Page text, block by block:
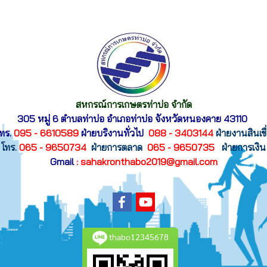
สหกรณ์การเกษตรท่าบ่อ จำกัด
305 หมู่ 6 ตำบลท่าบ่อ อำเภอท่าบ่อ จังหวัดหนองคาย 43110
ร.095 - 6610589 ฝ่ายบริงานทั่วไป 088 - 3403144 ฝ่ายงานสินเ
โทร. 065 - 9650734 ฝ่ายการตลาด 065 - 9650735 ฝ่ายการเงิน
Gmail: sahakronthabo2019@gmail.com
thabo12345678